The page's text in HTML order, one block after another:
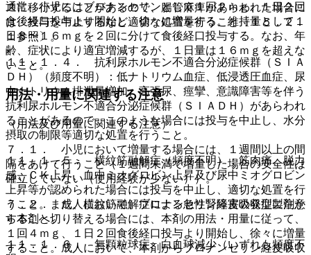
スに移行することがあるので、腸管麻痺があらわれた場合に
は、投与を中止するなど適切な処置を行うこと〔１５．２．
１参照〕。
１１．１．４． 抗利尿ホルモン不適合分泌症候群（ＳＩＡ
ＤＨ）（頻度不明）：低ナトリウム血症、低浸透圧血症、尿
中ナトリウム排泄量増加、高張尿、痙攣、意識障害等を伴う
抗利尿ホルモン不適合分泌症候群（ＳＩＡＤＨ）があらわれ
ることがあるので、このような場合には投与を中止し、水分
摂取の制限等適切な処置を行うこと。
１１．１．５． 横紋筋融解症（頻度不明）：筋肉痛、脱力
感、ＣＫ上昇、血中ミオグロビン上昇及び尿中ミオグロビン
上昇等が認められた場合には投与を中止し、適切な処置を行
うこと。また、横紋筋融解症による急性腎障害の発症に注意
すること。
１１．１．６． 無顆粒球症、白血球減少（いずれも頻度不
通常、小児にはブロナンセリンとして１回２ｍｇ、１日２回
食後経口投与より開始し、徐々に増量する。維持量として１
日８〜１６ｍｇを２回に分けて食後経口投与する。なお、年
齢、症状により適宜増減するが、１日量は１６ｍｇを超えな
いこと。
用法・用量に関連する注意
（用法及び用量に関連する注意）
７．１． 小児において増量する場合には、１週間以上の間
隔をあけて行うこと（１週間未満で増量した場合の安全性は
確立していない（使用経験が少ない））。
７．２． 成人において、ブロナンセリン経皮吸収型製剤か
ら本剤へ切り替える場合には、本剤の用法・用量に従って、
１回４ｍｇ、１日２回食後経口投与より開始し、徐々に増量
すること。成人において、本剤からブロナンセリン経皮吸収